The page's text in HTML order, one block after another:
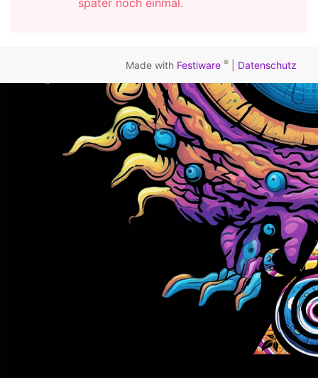
später noch einmal.
Made with Festiware ® Datenschutz